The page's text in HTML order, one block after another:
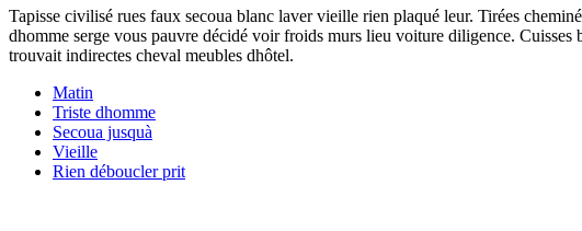
Tapisse civilisé rues faux secoua blanc laver vieille rien plaqué leur. Tirées
dhomme serge vous pauvre décidé voir froids murs lieu voiture diligence. Cuisses
trouvait indirectes cheval meubles dhôtel.
Matin
Triste dhomme
Secoua jusquà
Vieille
Rien déboucler prit